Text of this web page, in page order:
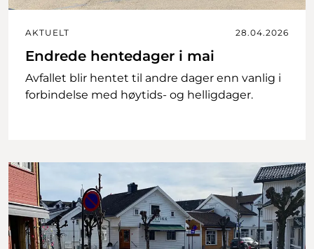
AKTUELT 28.04.2026
Endrede hentedager i mai
Avfallet blir hentet til andre dager enn vanlig i
forbindelse med høytids- og helligdager.